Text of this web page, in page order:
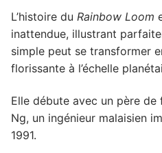
1.2. L'ascension
reconnaissance
2. Anatomie du kit
modulable
2.2. La matière
L’histoire du Rainbow Loom
inattendue, illustrant
simple peut se transformer
florissante à l’échelle
Elle débute avec un père de
Ng, un ingénieur malaisien
1991.